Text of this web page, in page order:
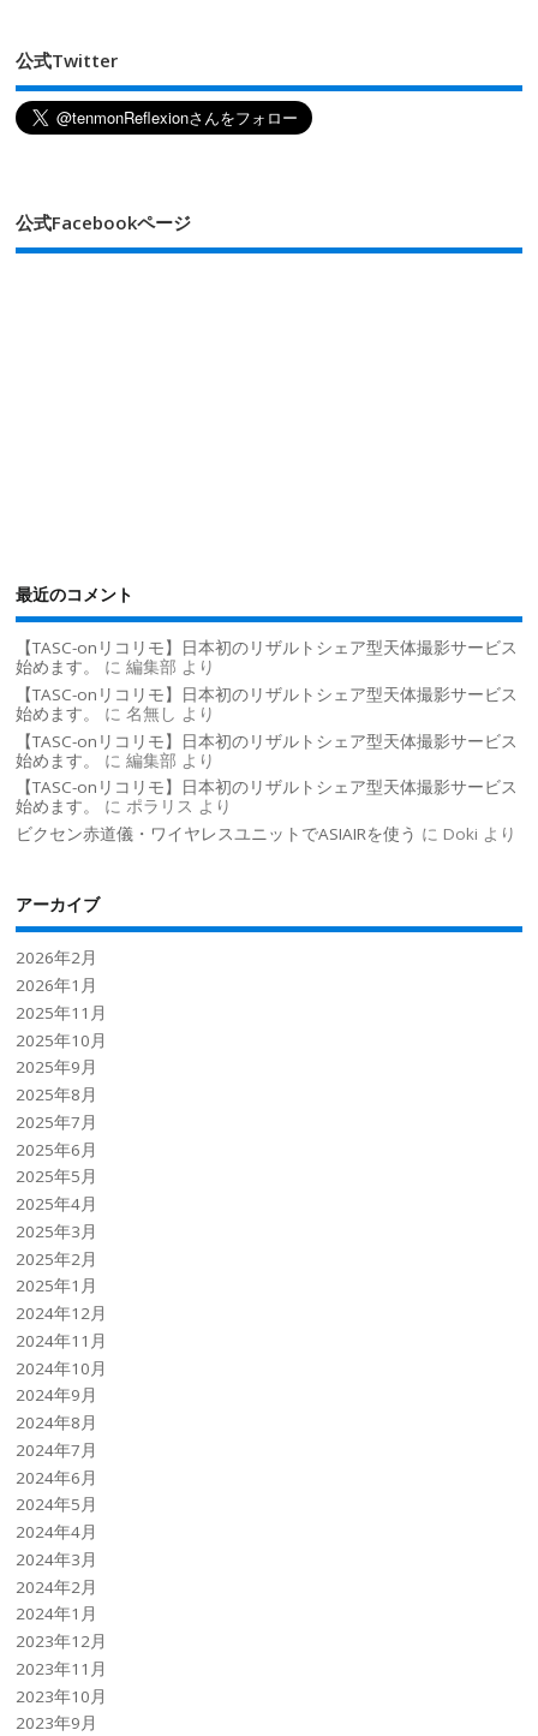
公式Twitter
公式Facebookページ
最近のコメント
【TASC-onリコリモ】日本初のリザルトシェア型天体撮影サービス
始めます。
に編集部 より
【TASC-onリコリモ】日本初のリザルトシェア型天体撮影サービス
始めます。
に名無し より
【TASC-onリコリモ】日本初のリザルトシェア型天体撮影サービス
始めます。
に編集部 より
【TASC-onリコリモ】日本初のリザルトシェア型天体撮影サービス
始めます。
にポラリス より
ビクセン赤道儀・ワイヤレスユニットでASIAIRを使う に Doki より
アーカイブ
2026年2月
2026年1月
2025年11月
2025年10月
2025年9月
2025年8月
2025年7月
2025年6月
2025年5月
2025年4月
2025年3月
2025年2月
2025年1月
2024年12月
2024年11月
2024年10月
2024年9月
2024年8月
2024年7月
2024年6月
2024年5月
2024年4月
2024年3月
2024年2月
2024年1月
2023年12月
2023年11月
2023年10月
2023年9月